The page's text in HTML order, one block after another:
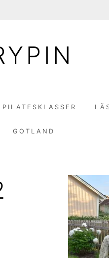
PILATESKLASSER
GOTLAND